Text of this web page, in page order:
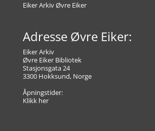
Eiker Arkiv Øvre Eiker
Adresse Øvre Eiker:
Eiker Arkiv
Øvre Eiker Bibliotek
Stasjonsgata 24
3300 Hokksund, Norge
Åpningstider:
Klikk her